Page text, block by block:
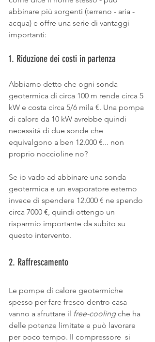
abbinare più sorgenti (terreno - aria -
acqua) e offre una serie di vantaggi
importanti:
1. Riduzione dei costi in partenza
Abbiamo detto che ogni sonda
geotermica di circa 100 m rende circa 5
kW e costa circa 5/6 mila €. Una pompa
di calore da 10 kW avrebbe quindi
necessità di due sonde che
equivalgono a ben 12.000 €... non
proprio noccioline no?
Se io vado ad abbinare una sonda
geotermica e un evaporatore esterno
invece di spendere 12.000 € ne spendo
circa 7000 €, quindi ottengo un
risparmio importante da subito su
questo intervento.
2. Raffrescamento
Le pompe di calore geotermiche
spesso per fare fresco dentro casa
vanno a sfruttare il free-cooling che ha
delle potenze limitate e può lavorare
per poco tempo. Il compressore  si